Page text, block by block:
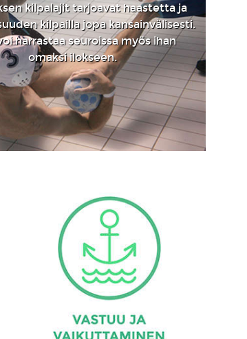
kilpalajit tarjoavat haastetta ja
kilpailla jopa kansainvälisesti.
harrastaa seuroissa myös ihan
omaksi ilokseen.